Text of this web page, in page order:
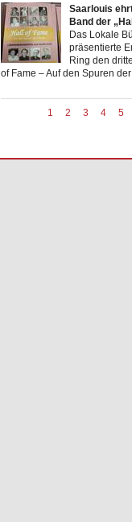
Saarlouis
Band der
Das Lokale
präsentierte
Ring den
of Fame – Auf den Spuren
1 2 3 4 5